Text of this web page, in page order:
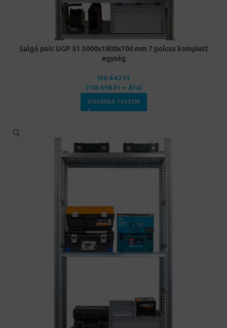
Salgó polc UGP S1 3000x1800x700 mm 7 polcos komplett
egység
150 442Ft
(118 458Ft + Áfa)
KOSÁRBA TESZEM